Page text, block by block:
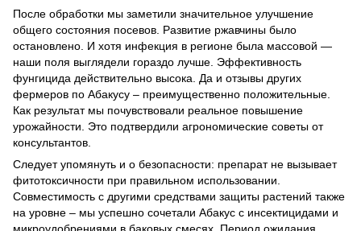
После обработки мы заметили значительное улучшение
общего состояния посевов. Развитие ржавчины было
остановлено. И хотя инфекция в регионе была массовой —
наши поля выглядели гораздо лучше. Эффективность
фунгицида действительно высока. Да и отзывы других
фермеров по Абакусу – преимущественно положительные.
Как результат мы почувствовали реальное повышение
урожайности. Это подтвердили агрономические советы от
консультантов.
Следует упомянуть и о безопасности: препарат не вызывает
фитотоксичности при правильном использовании.
Совместимость с другими средствами защиты растений также
на уровне – мы успешно сочетали Абакус с инсектицидами и